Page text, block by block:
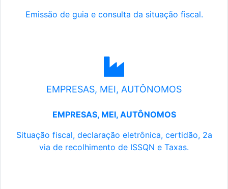
Emissão de guia e consulta da situação fiscal.
EMPRESAS, MEI, AUTÔNOMOS
EMPRESAS, MEI, AUTÔNOMOS
Situação fiscal, declaração eletrônica, certidão, 2a
via de recolhimento de ISSQN e Taxas.